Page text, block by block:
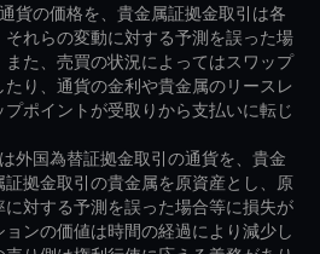
貨の価格を、貴金属証拠金取引は各
れらの変動に対する予測を誤った場
た、売買の状況によってはスワップ
り、通貨の金利や貴金属のリースレ
ポイントが受取りから支払いに転じ
外国為替証拠金取引の通貨を、貴金
拠金取引の貴金属を原資産とし、原
対する予測を誤った場合等に損失が
ンの価値は時間の経過により減少し